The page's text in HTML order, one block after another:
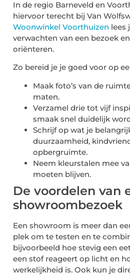
In de regio Barneveld en
hiervoor terecht bij Van
Woonwinkel Voorthuizen lees
verwachten van een bezoek
oriënteren.
Zo bereid je je goed voor op
Maak foto’s van de
maten.
Verzamel drie tot vijf
smaak snel duidelijk
Schrijf op wat je
duurzaamheid,
opbergruimte.
Neem kleurstalen mee
moeten blijven.
De voordelen van
showroombezoek
Een showroom is meer dan
plek om te testen en te
bijvoorbeeld hoe stevig een
een stof reageert op licht en
werkelijkheid is. Ook kun je